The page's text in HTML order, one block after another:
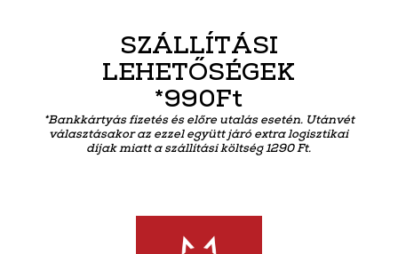
SZÁLLÍTÁSI
LEHETŐSÉGEK
*990Ft
*Bankkártyás fizetés és előre utalás esetén. Utánvét
választásakor az ezzel együtt járó extra logisztikai
díjak miatt a szállítási költség 1290 Ft.